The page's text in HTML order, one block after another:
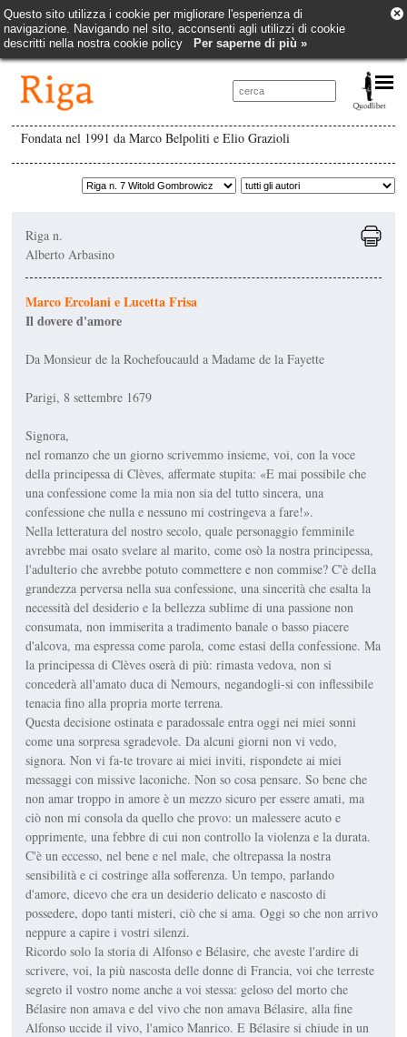
Questo sito utilizza i cookie per migliorare l'esperienza di
navigazione. Navigando nel sito, acconsenti agli utilizzi di cookie
descritti nella nostra cookie policy
Per saperne di più »
×
Fondata nel 1991 da Marco Belpoliti e Elio Grazioli
Riga n.
Alberto Arbasino
Marco Ercolani e Lucetta Frisa
Il dovere d'amore
Da Monsieur de la Rochefoucauld a Madame de la Fayette
Parigi, 8 settembre 1679
Signora,
nel romanzo che un giorno scrivemmo insieme, voi, con la voce
della principessa di Clèves, affermate stupita: «E mai possibile che
una confessione come la mia non sia del tutto sincera, una
confessione che nulla e nessuno mi costringeva a fare!».
Nella letteratura del nostro secolo, quale personaggio femminile
avrebbe mai osato svelare al marito, come osò la nostra principessa,
l'adulterio che avrebbe potuto commettere e non commise? C'è della
grandezza perversa nella sua confessione, una sincerità che esalta la
necessità del desiderio e la bellezza sublime di una passione non
consumata, non immiserita a tradimento banale o basso piacere
d'alcova, ma espressa come parola, come estasi della confessione. Ma
la principessa di Clèves oserà di più: rimasta vedova, non si
concederà all'amato duca di Nemours, negandogli-si con inflessibile
tenacia fino alla propria morte terrena.
Questa decisione ostinata e paradossale entra oggi nei miei sonni
come una sorpresa sgradevole. Da alcuni giorni non vi vedo,
signora. Non vi fa-te trovare ai miei inviti, rispondete ai miei
messaggi con missive laconiche. Non so cosa pensare. So bene che
non amar troppo in amore è un mezzo sicuro per essere amati, ma
ciò non mi consola da quello che provo: un malessere acuto e
opprimente, una febbre di cui non controllo la violenza e la durata.
C'è un eccesso, nel bene e nel male, che oltrepassa la nostra
sensibilità e ci costringe alla sofferenza. Un tempo, parlando
d'amore, dicevo che era un desiderio delicato e nascosto di
possedere, dopo tanti misteri, ciò che si ama. Oggi so che non arrivo
neppure a capire i vostri silenzi.
Ricordo solo la storia di Alfonso e Bélasire, che aveste l'ardire di
scrivere, voi, la più nascosta delle donne di Francia, voi che terreste
segreto il vostro nome anche a voi stessa: geloso del morto che
Bélasire non amava e del vivo che non amava Bélasire, alla fine
Alfonso uccide il vivo, l'amico Manrico. E Bélasire si chiude in un